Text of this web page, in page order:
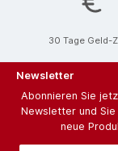
30 Tage Geld-
Newsletter
Abonnieren Sie
Newsletter und
neue